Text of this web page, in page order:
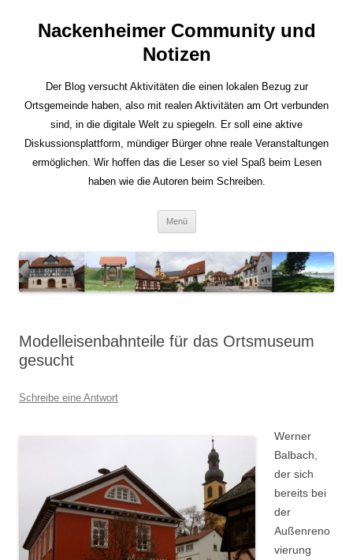
Nackenheimer Community und
Notizen
Der Blog versucht Aktivitäten die einen lokalen Bezug zur
Ortsgemeinde haben, also mit realen Aktivitäten am Ort verbunden
sind, in die digitale Welt zu spiegeln. Er soll eine aktive
Diskussionsplattform, mündiger Bürger ohne reale Veranstaltungen
ermöglichen. Wir hoffen das die Leser so viel Spaß beim Lesen
haben wie die Autoren beim Schreiben.
Menü
Modelleisenbahnteile für das Ortsmuseum
gesucht
Schreibe eine Antwort
Werner
Balbach,
der sich
bereits bei
der
Außenreno
vierung